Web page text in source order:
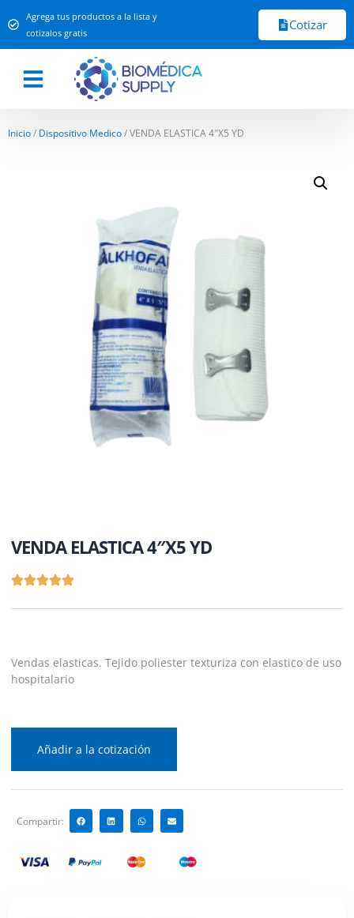
Agrega tus productos a la lista y
cotizalos gratis
Cotizar
Inicio/ Dispositivo Medico/ VENDA ELASTICA 4″X5 YD
VENDA ELASTICA 4″X5 YD
Vendas elasticas. Tejido poliester texturiza con elastico de uso
hospitalario
Añadir a la cotización
Compartir: